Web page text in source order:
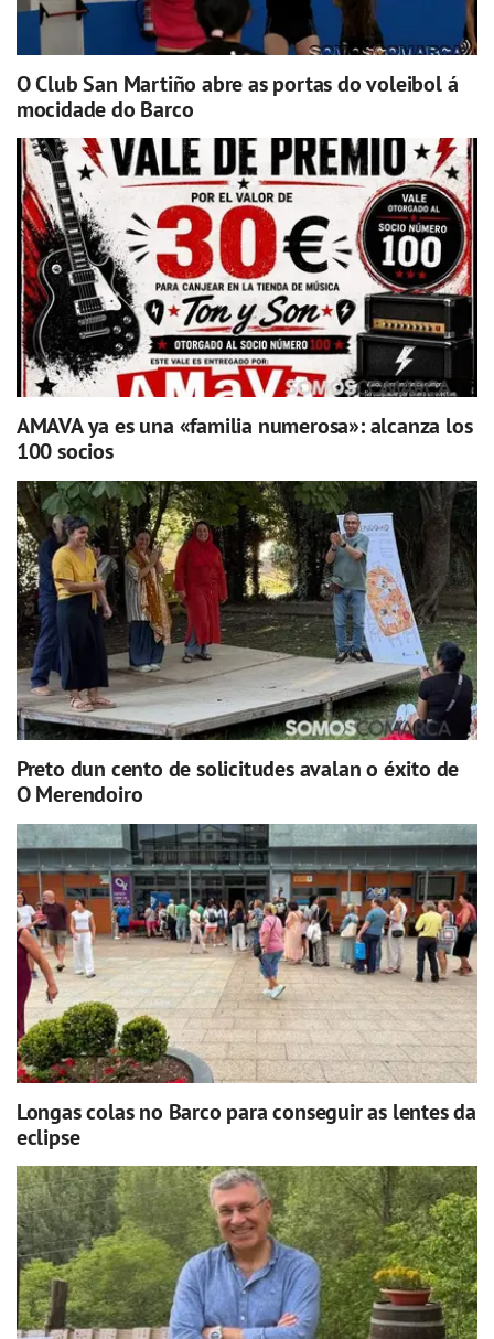
O Club San Martiño abre as portas do voleibol á
mocidade do Barco
AMAVA ya es una «familia numerosa»: alcanza los
100 socios
Preto dun cento de solicitudes avalan o éxito de
O Merendoiro
Longas colas no Barco para conseguir as lentes da
eclipse